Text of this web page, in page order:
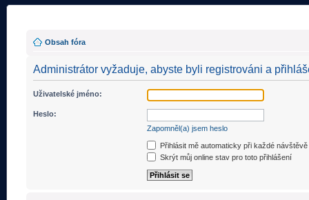
Obsah fóra
Administrátor vyžaduje, abyste byli registrováni a
Uživatelské jméno:
Heslo:
Zapomněl(a) jsem heslo
Přihlásit mě automaticky při každé návštěvě
Skrýt můj online stav pro toto přihlášení